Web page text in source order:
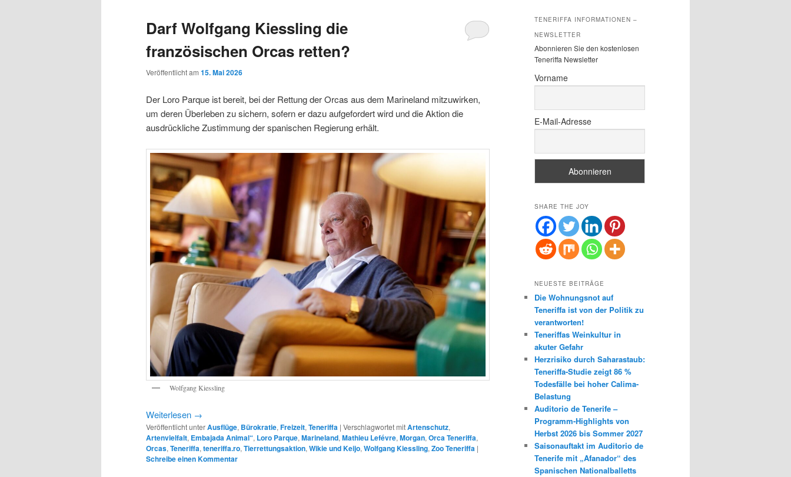
springen
springen
Darf Wolfgang Kiessling die
französischen Orcas retten?
Veröffentlicht am 15. Mai 2026
Der Loro Parque ist bereit, bei der Rettung der Orcas aus dem Marineland mitzuwirken,
um deren Überleben zu sichern, sofern er dazu aufgefordert wird und die Aktion die
ausdrückliche Zustimmung der spanischen Regierung erhält.
Wolfgang Kiessling
Weiterlesen →
Veröffentlicht unterAusflüge, Bürokratie, Freizeit, Teneriffa | Verschlagwortet mitArtenschutz,
Artenvielfalt, Embajada Animal“, Loro Parque, Marineland, Mathieu Lefévre, Morgan, Orca Teneriffa,
Orcas, Teneriffa, teneriffa.ro, Tierrettungsaktion, Wikie und Keijo, Wolfgang Kiessling, Zoo Teneriffa |
Schreibe einen Kommentar
h
n
TENERIFFA INFORMATIONEN –
NEWSLETTER
Abonnieren Sie den kostenlosen
Teneriffa Newsletter
Vorname
E-Mail-Adresse
SHARE THE JOY
NEUESTE BEITRÄGE
Die Wohnungsnot auf
Teneriffa ist von der Politik zu
verantworten!
Teneriffas Weinkultur in
akuter Gefahr
Herzrisiko durch Saharastaub:
Teneriffa-Studie zeigt 86 %
Todesfälle bei hoher Calima-
Belastung
Auditorio de Tenerife –
Programm-Highlights von
Herbst 2026 bis Sommer 2027
Saisonauftakt im Auditorio de
Tenerife mit „Afanador“ des
Spanischen Nationalballetts